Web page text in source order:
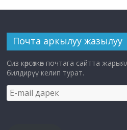
Почта аркылуу жазылуу
Сиз көрсөткөн почтага сайтта
билдирүү келип турат.
E-
mail